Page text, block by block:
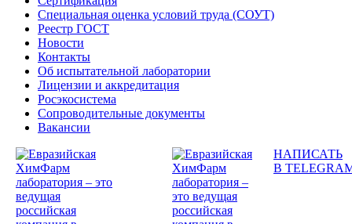
Специальная оценка условий труда (СОУТ)
Реестр ГОСТ
Новости
Контакты
Об испытательной лаборатории
Лицензии и аккредитация
Росэкосистема
Сопроводительные документы
Вакансии
НАПИСАТЬ
В